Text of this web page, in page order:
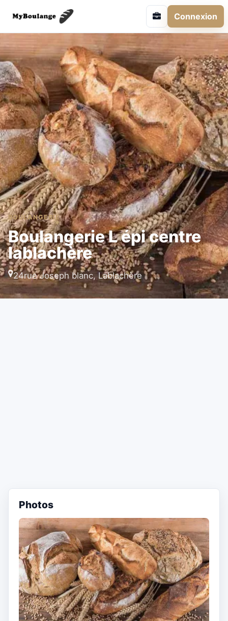
Connexion
BOULANGERIE
Boulangerie L épi centre
lablachère
24rue Joseph blanc, Lablachère
Photos